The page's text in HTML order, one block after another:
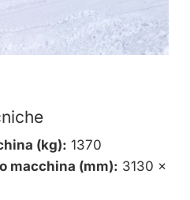
(kg): 1370
macchina (mm): 3130 x